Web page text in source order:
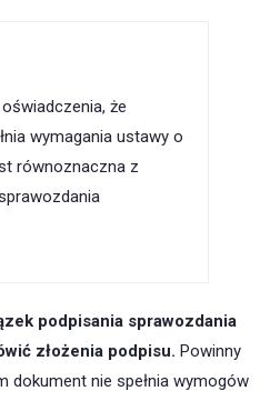
że
wymagania ustawy o
równoznaczna z
podpisania sprawozdania
złożenia podpisu. Powinny
dokument nie spełnia wymogów